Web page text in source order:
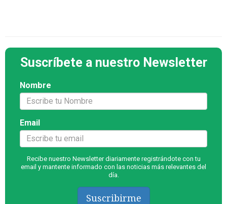
Suscríbete a nuestro Newsletter
Nombre
Email
Recibe nuestro Newsletter diariamente registrándote con tu
email y mantente informado con las noticias más relevantes del
día.
Suscribirme